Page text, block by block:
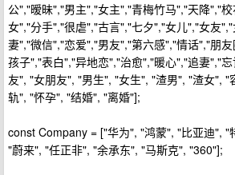
公","暧昧","男主","女主","青梅竹马","天降","
女","分手","很虐","古言","七夕","女儿","女友
妻","微信","恋爱","男友","第六感","情话","朋
孩子","表白","异地恋","治愈","暖心","追妻","
友", "女朋友", "男生", "女生", "渣男", "渣女", "
轨", "怀孕", "结婚", "离婚"];
const Company = ["华为", "鸿蒙", "比亚迪", "
"蔚来", "任正非", "余承东", "马斯克", "360"];